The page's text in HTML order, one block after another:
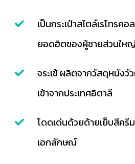
เป็นกระเป๋าสไตล์เรโทรค
ยอดฮิตของผู้ชายส่วนใหญ่
จระเข้ ผลิตจากวัสดุหนังวั
เข้าจากประเทศอิตาลี
โดดเด่นด้วยด้ายเย็บสีครี
เอกลักษณ์